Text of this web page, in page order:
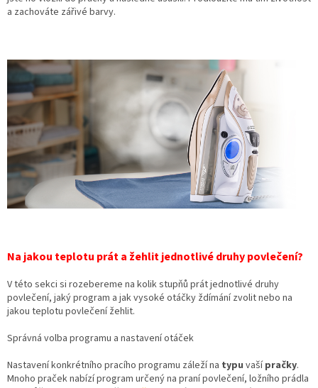
a zachováte zářivé barvy.
Na jakou teplotu prát a žehlit jednotlivé druhy povlečení?
V této sekci si rozebereme na kolik stupňů prát jednotlivé druhy
povlečení, jaký program a jak vysoké otáčky ždímání zvolit nebo na
jakou teplotu povlečení žehlit.
Správná volba programu a nastavení otáček
Nastavení konkrétního pracího programu záleží na typu vaší pračky.
Mnoho praček nabízí program určený na praní povlečení, ložního prádla